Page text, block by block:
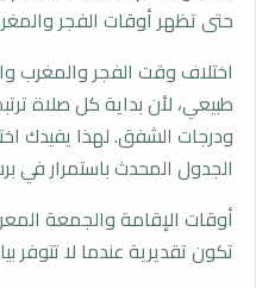
حتى تظهر أوقات الفجر
اختلاف وقت الفجر والمغرب
طبيعي، لأن بداية كل صلاة
ودرجات الشفق. لهذا يفيدك
الجدول المحدث باستمرار في
أوقات الإقامة والجمعة
تكون تقديرية عندما لا